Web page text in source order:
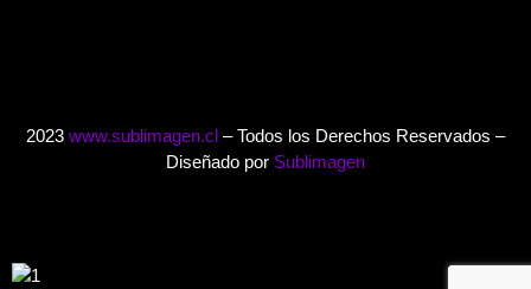
2023 www.sublimagen.cl – Todos los Derechos Reservados –
Diseñado por Sublimagen